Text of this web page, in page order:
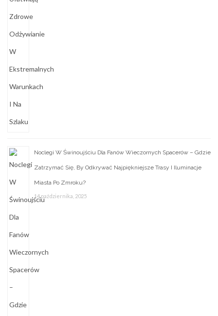
Noclegi W Świnoujściu Dla Fanów Wieczornych Spacerów – Gdzie
Zatrzymać Się, By Odkrywać Najpiękniejsze Trasy I Iluminacje
Miasta Po Zmroku?
14 października, 2025